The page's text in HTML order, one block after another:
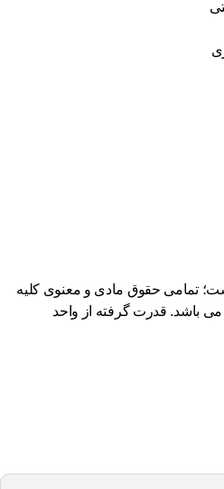
تمامی حقوق مادی و معنوی کلیه
سایت، متعلق به پلاک14 می باشد. قدرت گرفته از واحد